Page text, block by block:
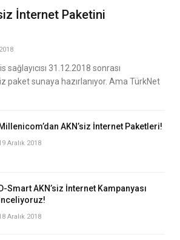
İnternet Paketini
sağlayıcısı 31.12.2018 sonrası
paket sunaya hazırlanıyor. Ama TürkNet
Millenicom’dan AKN’siz İnternet Paketleri!
Aralık 2018
D-Smart AKN’siz İnternet Kampanyası
Aralık 2018